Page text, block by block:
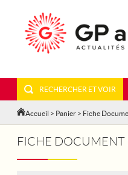
RECHERCHER ET VOIR
Accueil > Panier > Fiche
FICHE DOCUMENT